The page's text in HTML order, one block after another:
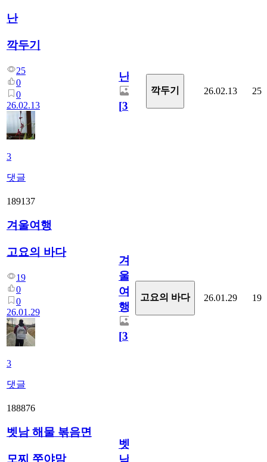
난
깍두기
25
0
0
26.02.13
3
댓글
난
[3]
깍두기 26.02.13 25
189137
겨울여행
고요의 바다
19
0
0
26.01.29
3
댓글
겨
울
여
행
[3]
고요의 바다 26.01.29 19
188876
벳남 해물 볶음면
모찌 쭈야맘
벳